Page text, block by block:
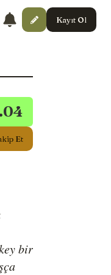
Kayıt Ol
.04
Et
bir